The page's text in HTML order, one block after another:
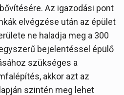
Az igazodási pont
elvégzése után az épület
ne haladja meg a 300
bejelentéssel épülő
szükséges a
akkor azt az
szintén meg lehet